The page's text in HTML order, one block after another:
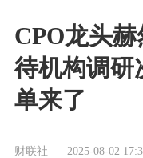
CPO龙头
待机构调研
单来了
财联社 2025-08-02